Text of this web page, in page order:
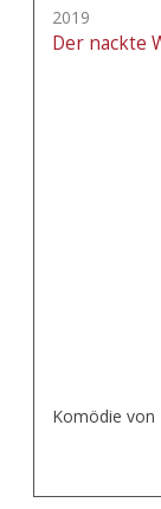
2019
Der nackte
Komödie von